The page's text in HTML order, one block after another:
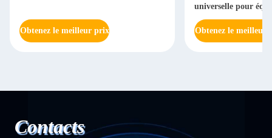
Obtenez le meilleur prix
universelle pour
industriels et
Obtenez le meilleur
Contacts